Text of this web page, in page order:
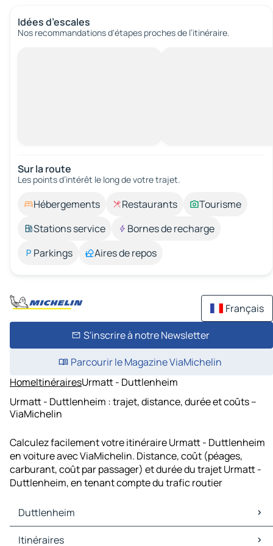
Idées d’escales
Nos recommandations d'étapes proches de l’itinéraire.
Sur la route
Les points d’intérêt le long de votre trajet.
Hébergements Restaurants
Tourisme
Stations service
Bornes de recharge
Parkings
Aires de repos
Français
S'inscrire à notre Newsletter
Parcourir le Magazine ViaMichelin
HomeItinérairesUrmatt - Duttlenheim
Urmatt - Duttlenheim : trajet, distance, durée et coûts –
ViaMichelin
Calculez facilement votre itinéraire Urmatt - Duttlenheim
en voiture avec ViaMichelin. Distance, coût (péages,
carburant, coût par passager) et durée du trajet Urmatt -
Duttlenheim, en tenant compte du trafic routier
Duttlenheim
Duttlenheim Cartes et plans
Itinéraires